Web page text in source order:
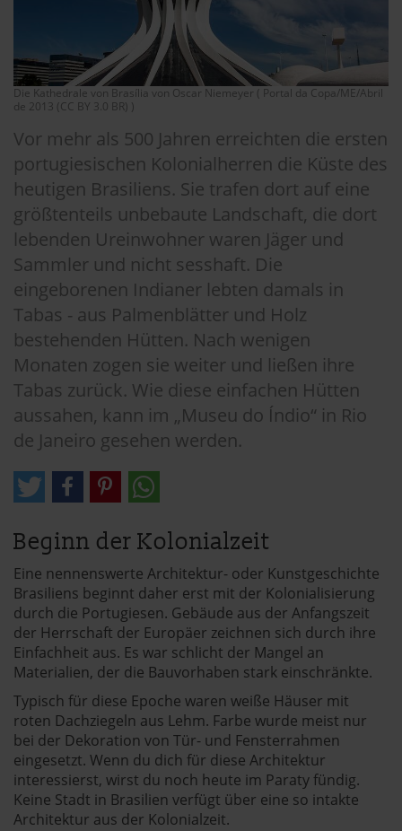
Die Kathedrale von Brasília von Oscar Niemeyer ( Portal da Copa/ME/Abril
de 2013 (CC BY 3.0 BR) )
Vor mehr als 500 Jahren erreichten die ersten
portugiesischen Kolonialherren die Küste des
heutigen Brasiliens. Sie trafen dort auf eine
größtenteils unbebaute Landschaft, die dort
lebenden Ureinwohner waren Jäger und
Sammler und nicht sesshaft. Die
eingeborenen Indianer lebten damals in
Tabas - aus Palmenblätter und Holz
bestehenden Hütten. Nach wenigen
Monaten zogen sie weiter und ließen ihre
Tabas zurück. Wie diese einfachen Hütten
aussahen, kann im „Museu do Índio“ in Rio
de Janeiro gesehen werden.
Beginn der Kolonialzeit
Eine nennenswerte Architektur- oder Kunstgeschichte
Brasiliens beginnt daher erst mit der Kolonialisierung
durch die Portugiesen. Gebäude aus der Anfangszeit
der Herrschaft der Europäer zeichnen sich durch ihre
Einfachheit aus. Es war schlicht der Mangel an
Materialien, der die Bauvorhaben stark einschränkte.
Typisch für diese Epoche waren weiße Häuser mit
roten Dachziegeln aus Lehm. Farbe wurde meist nur
bei der Dekoration von Tür- und Fensterrahmen
eingesetzt. Wenn du dich für diese Architektur
interessierst, wirst du noch heute im Paraty fündig.
Keine Stadt in Brasilien verfügt über eine so intakte
Architektur aus der Kolonialzeit.